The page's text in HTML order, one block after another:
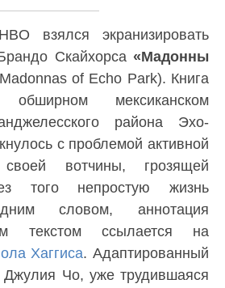
взялся экранизировать
Скайхорса «Мадонны
of Echo Park). Книга
мексиканском
района Эхо-
с проблемой активной
своей вотчины, грозящей
того непростую жизнь
словом, аннотация
текстом ссылается на
Хаггиса. Адаптированный
Джулия Чо, уже трудившаяся